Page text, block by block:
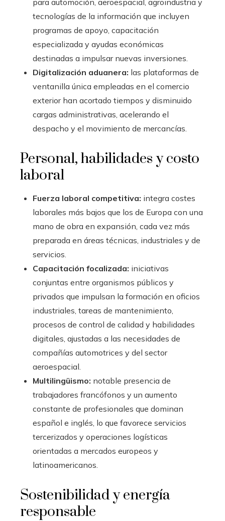
tecnologías de la información que incluyen
programas de apoyo, capacitación
especializada y ayudas económicas
destinadas a impulsar nuevas inversiones.
Digitalización aduanera: las plataformas de
ventanilla única empleadas en el comercio
exterior han acortado tiempos y disminuido
cargas administrativas, acelerando el
despacho y el movimiento de mercancías.
Personal, habilidades y costo
laboral
Fuerza laboral competitiva: integra costes
laborales más bajos que los de Europa con una
mano de obra en expansión, cada vez más
preparada en áreas técnicas, industriales y de
servicios.
Capacitación focalizada: iniciativas
conjuntas entre organismos públicos y
privados que impulsan la formación en oficios
industriales, tareas de mantenimiento,
procesos de control de calidad y habilidades
digitales, ajustadas a las necesidades de
compañías automotrices y del sector
aeroespacial.
Multilingüismo: notable presencia de
trabajadores francófonos y un aumento
constante de profesionales que dominan
español e inglés, lo que favorece servicios
tercerizados y operaciones logísticas
orientadas a mercados europeos y
latinoamericanos.
Sostenibilidad y energía
responsable